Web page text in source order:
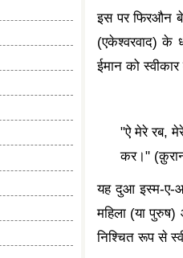
इस पर फिरऔन
(एकेश्वरवाद) के
ईमान को
"ऐ मेरे रब,
कर।"
यह दुआ इस्म-ए-
महिला (या
निश्चित रूप से